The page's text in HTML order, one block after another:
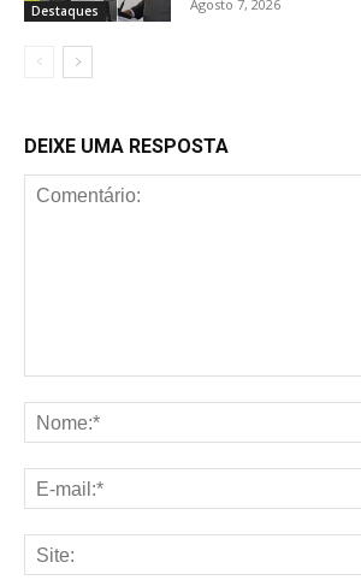
Destaques Agosto 7, 2026
DEIXE UMA RESPOSTA